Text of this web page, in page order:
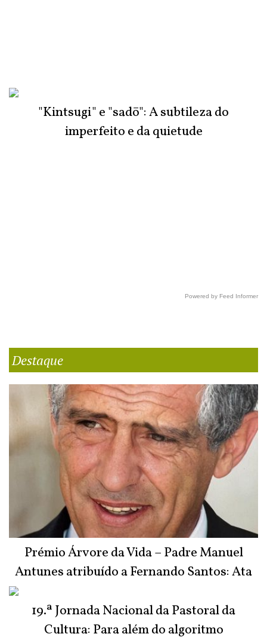
"Kintsugi" e "sadō": A subtileza do
imperfeito e da quietude
Powered by Feed Informer
Destaque
Prémio Árvore da Vida – Padre Manuel
Antunes atribuído a Fernando Santos: Ata
19.ª Jornada Nacional da Pastoral da
Cultura: Para além do algoritmo